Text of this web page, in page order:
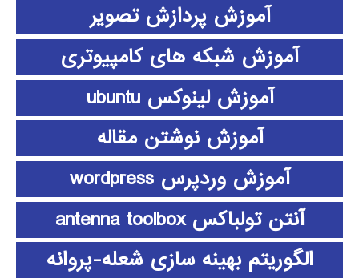
آموزش پردازش تصویر
آموزش شبکه های کامپیوتری
آموزش لینوکس ubuntu
آموزش نوشتن مقاله
آموزش وردپرس wordpress
آنتن تولباکس antenna toolbox
الگوریتم بهینه سازی شعله-پروانه